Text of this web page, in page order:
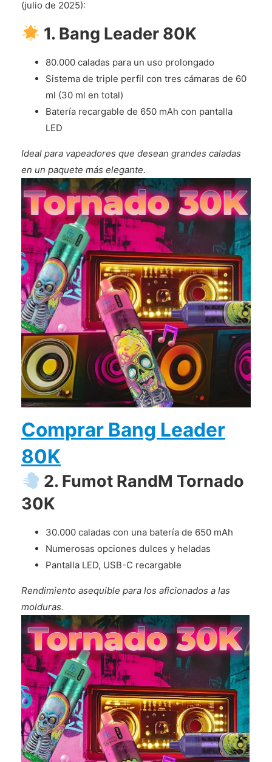
(julio de 2025):
1. Bang Leader 80K
80.000 caladas para un uso prolongado
Sistema de triple perfil con tres cámaras de 60
ml (30 ml en total)
Batería recargable de 650 mAh con pantalla
LED
Ideal para vapeadores que desean grandes caladas
en un paquete más elegante.
Comprar Bang Leader
80K
2. Fumot RandM Tornado
30K
30.000 caladas con una batería de 650 mAh
Numerosas opciones dulces y heladas
Pantalla LED, USB-C recargable
Rendimiento asequible para los aficionados a las
molduras.